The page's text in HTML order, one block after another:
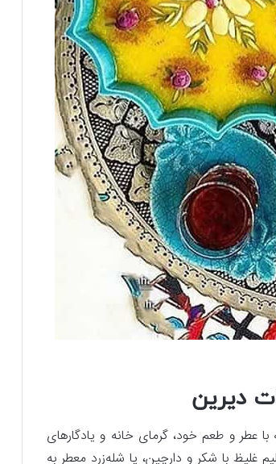
دیرین
عطر و طعم خود، گرمای خانه و یادگارهای
غلیظ با شکر و دارچین، یا شله‌زرد معطر به